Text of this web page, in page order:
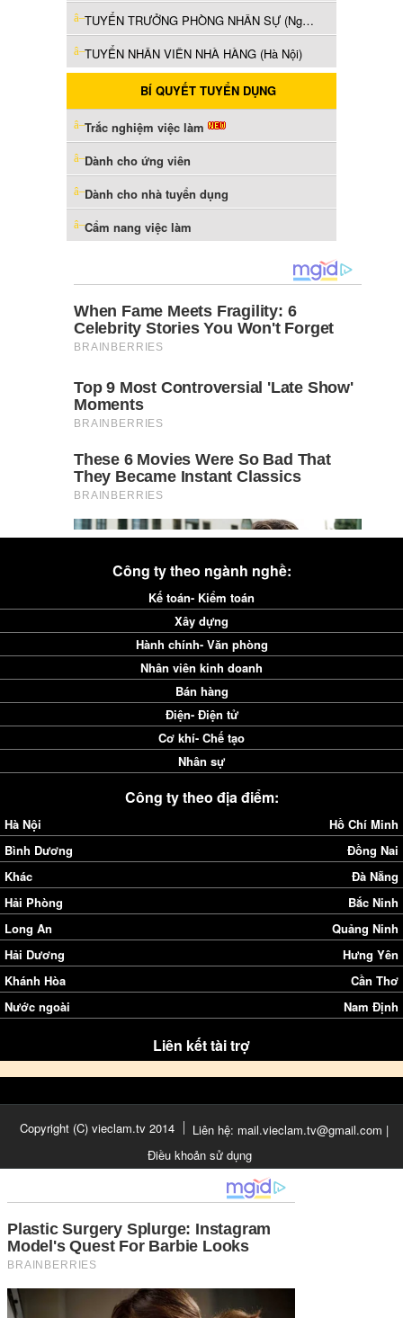
TUYỂN TRƯỞNG PHÒNG NHÂN SỰ (Nghệ An)
TUYỂN NHÂN VIÊN NHÀ HÀNG (Hà Nội)
BÍ QUYẾT TUYỂN DỤNG
Trắc nghiệm việc làm
Dành cho ứng viên
Dành cho nhà tuyển dụng
Cẩm nang việc làm
Công ty theo ngành nghề:
Kế toán- Kiểm toán
Xây dựng
Hành chính- Văn phòng
Nhân viên kinh doanh
Bán hàng
Điện- Điện tử
Cơ khí- Chế tạo
Nhân sự
Công ty theo địa điểm:
Hà Nội
Hồ Chí Minh
Bình Dương
Đồng Nai
Khác
Đà Nẵng
Hải Phòng
Bắc Ninh
Long An
Quảng Ninh
Hải Dương
Hưng Yên
Khánh Hòa
Cần Thơ
Nước ngoài
Nam Định
Liên kết tài trợ
Copyright (C) vieclam.tv 2014
Liên hệ: mail.vieclam.tv@gmail.com |
Điều khoản sử dụng